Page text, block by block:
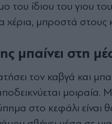
του ίδιου του γιου
χέρια, μπροστά
στη
τον καβγά και
μοιραία.
στο κεφάλι είναι